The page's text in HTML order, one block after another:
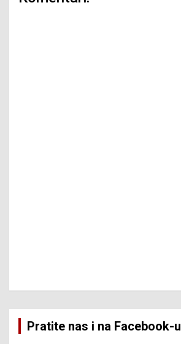
Pratite nas i na Facebook-u